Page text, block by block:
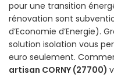
pour une transition
rénovation sont
d’Economie d’Energie).
solution isolation vous
euro seulement.
artisan CORNY (27700)